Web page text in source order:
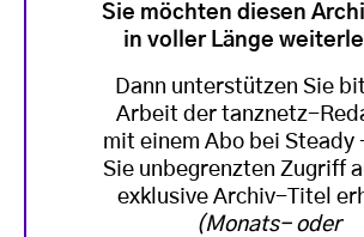
Sie möchten diesen
in voller Länge
Dann unterstützen Sie
Arbeit der tanznetz-
mit einem Abo bei Steady
Sie unbegrenzten Zugriff
exklusive Archiv-Titel
(Monats- oder